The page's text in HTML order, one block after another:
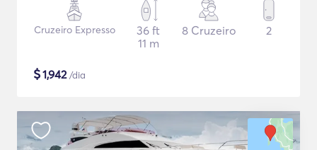
Cruzeiro Expresso
36 ft
11 m
8 Cruzeiro 2
$1,942/dia